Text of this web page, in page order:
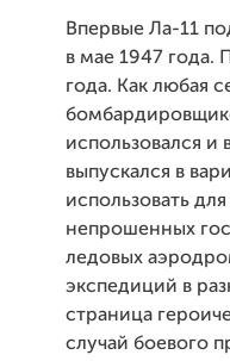
Впервые Ла-11
в мае 1947 года.
года. Как любая
использовался и
выпускался в
использовать
непрошенных
ледовых
экспедиций в
страница
случай боевого